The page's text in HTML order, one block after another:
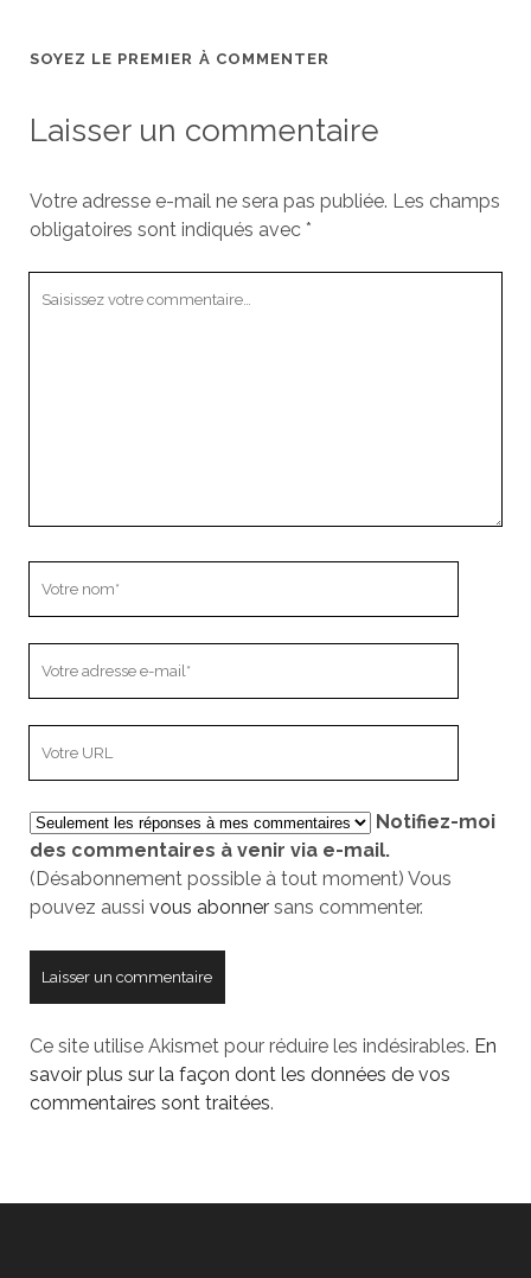
SOYEZ LE PREMIER À COMMENTER
Laisser un commentaire
Votre adresse e-mail ne sera pas publiée. Les champs
obligatoires sont indiqués avec *
mail
votre
site
Notifiez-moi
des commentaires à venir via e-mail.
(Désabonnement possible à tout moment) Vous
pouvez aussi vous abonnersans commenter.
Ce site utilise Akismet pour réduire les indésirables. En
savoir plus sur la façon dont les données de vos
commentaires sont traitées.